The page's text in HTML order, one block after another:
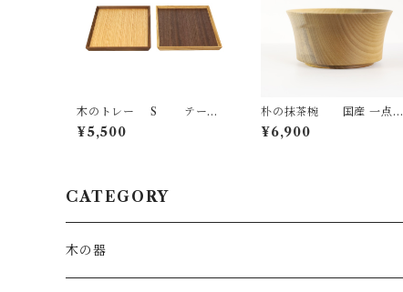
木のトレー S テーブ
ルウェア 国産 一点物 オリジ
ナル 無垢 ナチュラル made
¥5,500
朴の抹茶椀 国産 一点物
SWING オリジナル テーブ
ルウェア 木の器 無垢 ナチュ
¥6,900
CATEGORY
木の器